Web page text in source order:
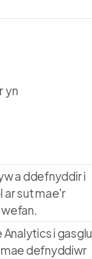
yn
a ddefnyddir i
sut mae'r
i gasglu
mae defnyddiwr